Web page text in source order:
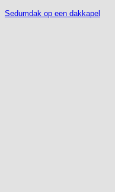
Sedumdak op een dakkapel